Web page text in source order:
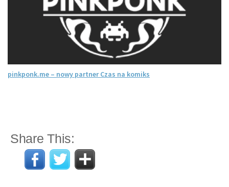
pinkponk.me – nowy partner Czas na komiks
Share This: